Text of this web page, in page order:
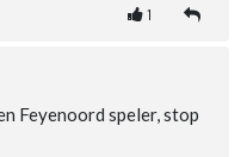
1
Feyenoord speler, stop